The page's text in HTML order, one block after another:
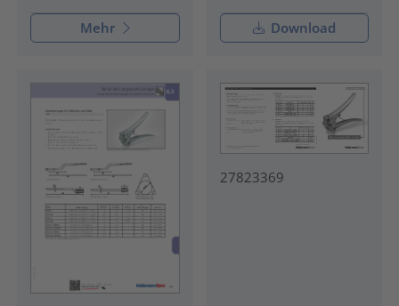
Mehr Download
27823369